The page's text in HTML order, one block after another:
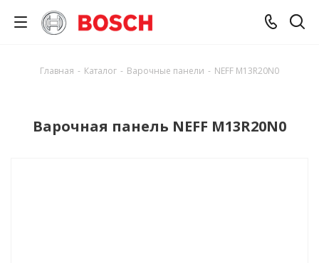
Главная - Каталог - Варочные панели - NEFF M13R20N0
Варочная панель NEFF M13R20N0